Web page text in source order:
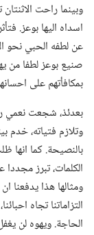
وبينما راحت
اسداه اليها بوعز.‏
عن لطفه الحبي نحو
صنيع بوعز لطفا من
بمكافأتهم على
بعدئذ،‏ شجعت نعمي
وتلازم فتياته،‏ خدم
بالنصيحة.‏ كما انها
الكلمات،‏ تبرز مجددا
ومثالها هذا يدفعنا
التزاماتنا تجاه
الحاجة.‏ ويهوه لن